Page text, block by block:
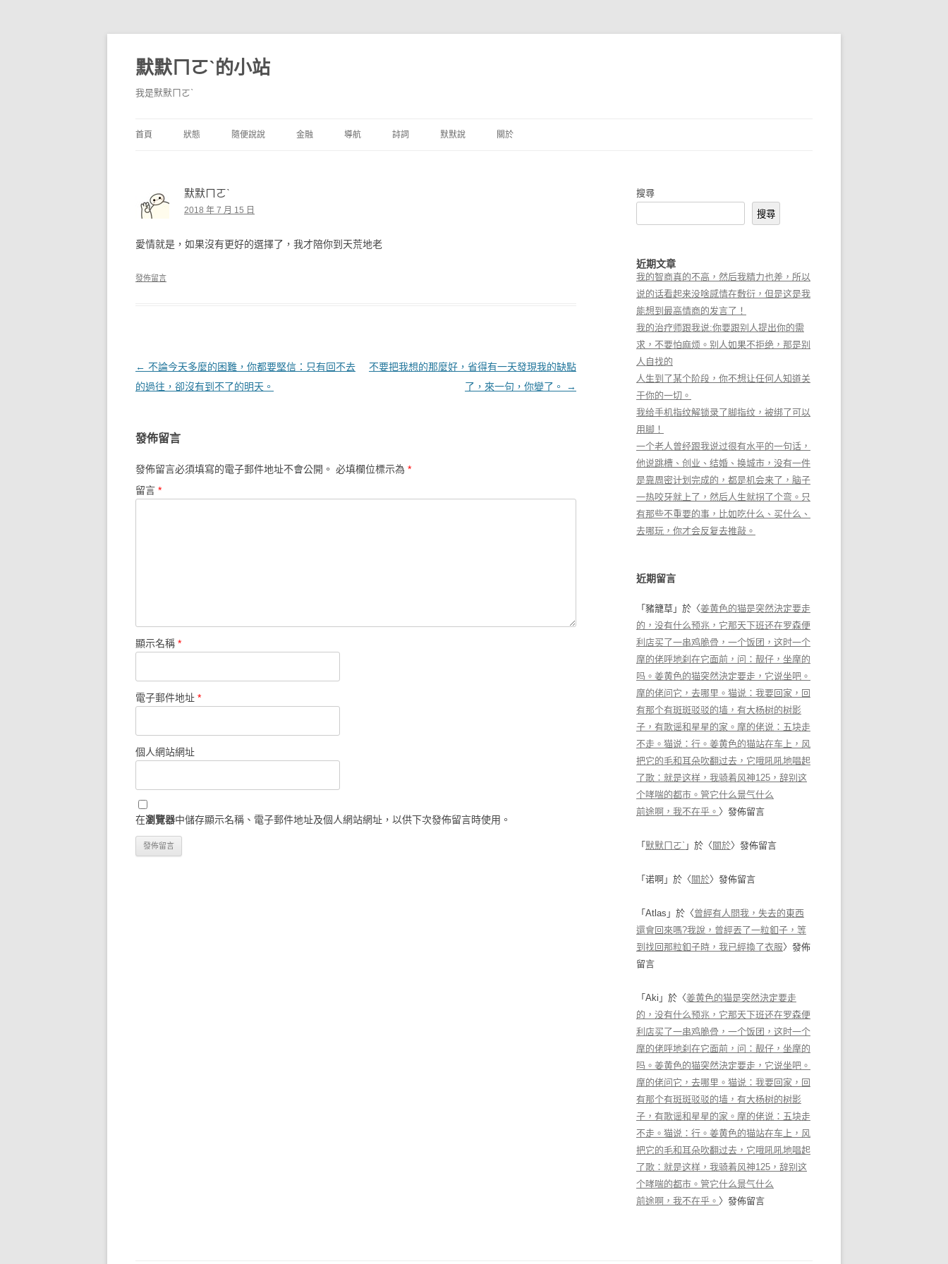
默默ㄇㄛˋ的小站
我是默默ㄇㄛˋ
首頁 狀態
獨白
隨便說說 金融
境外銀行
導航 詩詞 默默說 關於
默默ㄇㄛˋ
2018 年 7 月 15 日
愛情就是，如果沒有更好的選擇了，我才陪你到天荒地老
發佈留言
文章導覽
← 不論今天多麼的困難，你都要堅信：只有回不去
的過往，卻沒有到不了的明天。
不要把我想的那麼好，省得有一天發現我的缺點
了，來一句，你變了。
→
發佈留言
發佈留言必須填寫的電子郵件地址不會公開。 必填欄位標示為 *
留言 *
顯示名稱 *
電子郵件地址 *
個人網站網址
在瀏覽器中儲存顯示名稱、電子郵件地址及個人網站網址，以供下次發佈留言時使用。
搜尋
搜尋
近期文章
我的智商真的不高，然后我精力也差，所以
说的话看起来没啥感情在敷衍，但是这是我
能想到最高情商的发言了！
我的治疗师跟我说:你要跟别人提出你的需
求，不要怕麻烦。别人如果不拒绝，那是别
人自找的
人生到了某个阶段，你不想让任何人知道关
于你的一切。
我给手机指纹解锁录了脚指纹，被绑了可以
用脚！
一个老人曾经跟我说过很有水平的一句话，
他说跳槽、创业、结婚、换城市，没有一件
是靠周密计划完成的，都是机会来了，脑子
一热咬牙就上了，然后人生就拐了个弯。只
有那些不重要的事，比如吃什么、买什么、
去哪玩，你才会反复去推敲。
近期留言
「 豬籠草 」於〈姜黄色的猫是突然決定要走
的，没有什么预兆，它那天下班还在罗森便
利店买了一串鸡脆骨，一个饭团，这时一个
摩的佬呼地刹在它面前，问：靓仔，坐摩的
吗。姜黄色的猫突然決定要走，它说坐吧。
摩的佬问它，去哪里。猫说：我要回家，回
有那个有斑斑驳驳的墙，有大杨树的树影
子，有歌谣和星星的家。摩的佬说：五块走
不走。猫说：行。姜黄色的猫站在车上，风
把它的毛和耳朵吹翻过去，它哦吼吼地唱起
了歌：就是这样，我骑着风神125，辞别这
个哮喘的都市。管它什么景气什么
前途啊，我不在乎。 〉發佈留言
「 默默ㄇㄛˋ 」於〈 關於〉發佈留言
「 诺啊 」於〈 關於〉發佈留言
「 Atlas 」於〈曾經有人問我，失去的東西
還會回來嗎?我說，曾經丟了一粒釦子，等
到找回那粒釦子時，我已經換了衣服〉發佈
留言
「 Aki 」於〈姜黄色的猫是突然決定要走
的，没有什么预兆，它那天下班还在罗森便
利店买了一串鸡脆骨，一个饭团，这时一个
摩的佬呼地刹在它面前，问：靓仔，坐摩的
吗。姜黄色的猫突然決定要走，它说坐吧。
摩的佬问它，去哪里。猫说：我要回家，回
有那个有斑斑驳驳的墙，有大杨树的树影
子，有歌谣和星星的家。摩的佬说：五块走
不走。猫说：行。姜黄色的猫站在车上，风
把它的毛和耳朵吹翻过去，它哦吼吼地唱起
了歌：就是这样，我骑着风神125，辞别这
个哮喘的都市。管它什么景气什么
前途啊，我不在乎。 〉發佈留言